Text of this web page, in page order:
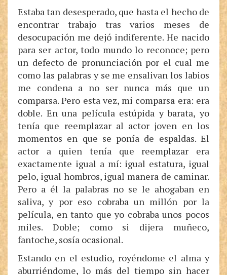
Estaba tan desesperado, que hasta el hecho de
encontrar trabajo tras varios meses de
desocupación me dejó indiferente. He nacido
para ser actor, todo mundo lo reconoce; pero
un defecto de pronunciación por el cual me
como las palabras y se me ensalivan los labios
me condena a no ser nunca más que un
comparsa. Pero esta vez, mi comparsa era: era
doble. En una película estúpida y barata, yo
tenía que reemplazar al actor joven en los
momentos en que se ponía de espaldas. El
actor a quien tenía que reemplazar era
exactamente igual a mí: igual estatura, igual
pelo, igual hombros, igual manera de caminar.
Pero a él la palabras no se le ahogaban en
saliva, y por eso cobraba un millón por la
película, en tanto que yo cobraba unos pocos
miles. Doble; como si dijera muñeco,
fantoche, sosía ocasional.
Estando en el estudio, royéndome el alma y
aburriéndome, lo más del tiempo sin hacer